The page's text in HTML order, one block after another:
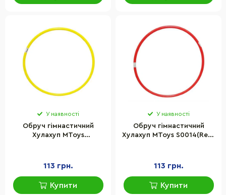
У наявності
Обруч гімнастичний
Хулахуп MToys
113 грн.
Купити
У наявності
Обруч гімнастичний
Хулахуп MToys S0014(Red)
113 грн.
Купити